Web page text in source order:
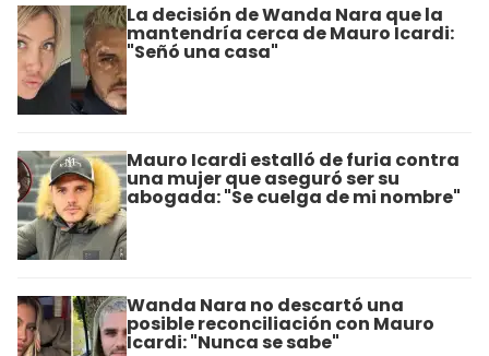
La decisión de Wanda Nara que la
mantendría cerca de Mauro Icardi:
"Señó una casa"
Mauro Icardi estalló de furia contra
una mujer que aseguró ser su
abogada: "Se cuelga de mi nombre"
Wanda Nara no descartó una
posible reconciliación con Mauro
Icardi: "Nunca se sabe"